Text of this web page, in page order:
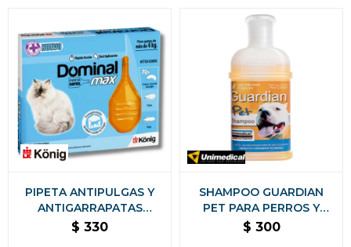
PIPETA ANTIPULGAS Y
ANTIGARRAPATAS
DOMINAL MAX GATOS +
$ 330
SHAMPOO GUARDIAN
PET PARA PERROS Y
GATOS PULGUICIDA Y
$ 300